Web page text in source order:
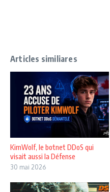
Articles similiares
KimWolf, le botnet DDoS qui
visait aussi la Défense
30 mai 2026